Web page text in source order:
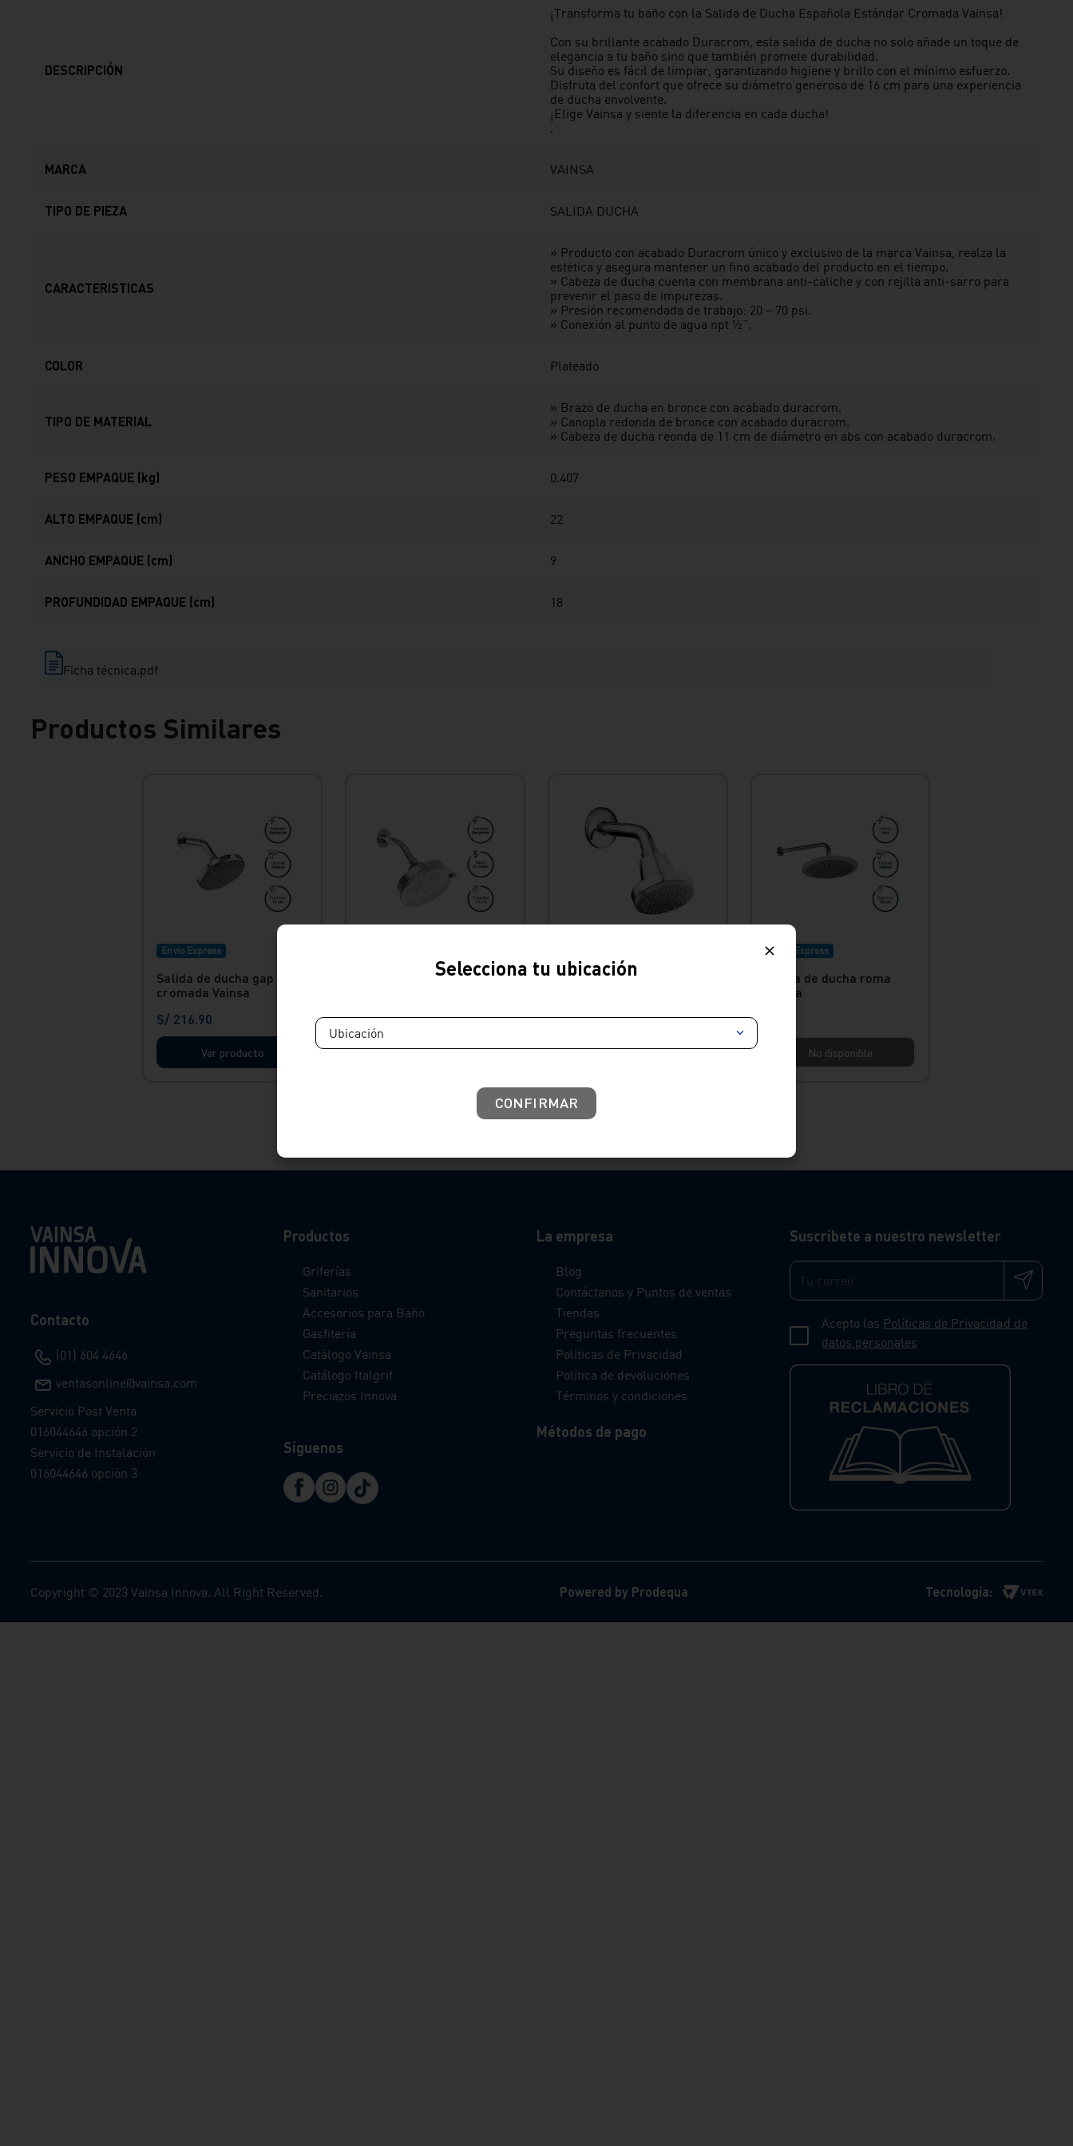
DESCRIPCIÓN
¡Transforma tu baño con la Salida de Ducha Española Estándar Cromada Vainsa!
Con su brillante acabado Duracrom, esta salida de ducha no solo añade un toque de
elegancia a tu baño sino que también promete durabilidad.
Su diseño es fácil de limpiar, garantizando higiene y brillo con el mínimo esfuerzo.
Disfruta del confort que ofrece su diámetro generoso de 16 cm para una experiencia
de ducha envolvente.
¡Elige Vainsa y siente la diferencia en cada ducha!
.
MARCA VAINSA
TIPO DE PIEZA SALIDA DUCHA
CARACTERISTICAS
» Producto con acabado Duracrom único y exclusivo de la marca Vainsa, realza la
estética y asegura mantener un fino acabado del producto en el tiempo.
» Cabeza de ducha cuenta con membrana anti-caliche y con rejilla anti-sarro para
prevenir el paso de impurezas.
» Presión recomendada de trabajo: 20 – 70 psi.
» Conexión al punto de agua npt ½”.
COLOR Plateado
TIPO DE MATERIAL
» Brazo de ducha en bronce con acabado duracrom.
» Canopla redonda de bronce con acabado duracrom.
» Cabeza de ducha reonda de 11 cm de diámetro en abs con acabado duracrom.
PESO EMPAQUE (kg) 0.407
ALTO EMPAQUE (cm) 22
ANCHO EMPAQUE (cm) 9
PROFUNDIDAD EMPAQUE (cm) 18
Ficha técnica.pdf
Productos Similares
Envío Express
Salida de ducha gap 15
cromada Vainsa
S/ 216.90
Ver producto
Salida de ducha española
S/160.90
Ver producto
Salida de ducha aquarius
S/134.90
Ver producto
Envío Express
Salida de ducha roma
Vainsa
No disponible
Contacto
(01) 604 4646
ventasonline@vainsa.com
Servicio Post Venta
016044646 opción 2
Servicio de Instalación
016044646 opción 3
Productos
Griferías
Sanitarios
Accesorios para Baño
Gasfitería
Catálogo Vainsa
Catálogo Italgrif
Preciazos Innova
Síguenos
La empresa
Blog
Contáctanos y Puntos de ventas
Tiendas
Preguntas frecuentes
Políticas de Privacidad
Política de devoluciones
Términos y condiciones
Métodos de pago
Suscríbete a nuestro newsletter
Acepto las Políticas de Privacidad de
datos personales
Copyright © 2023 Vainsa Innova. All Right Reserved. Powered by Prodequa Tecnología:
Selecciona tu ubicación
Ubicación
CONFIRMAR